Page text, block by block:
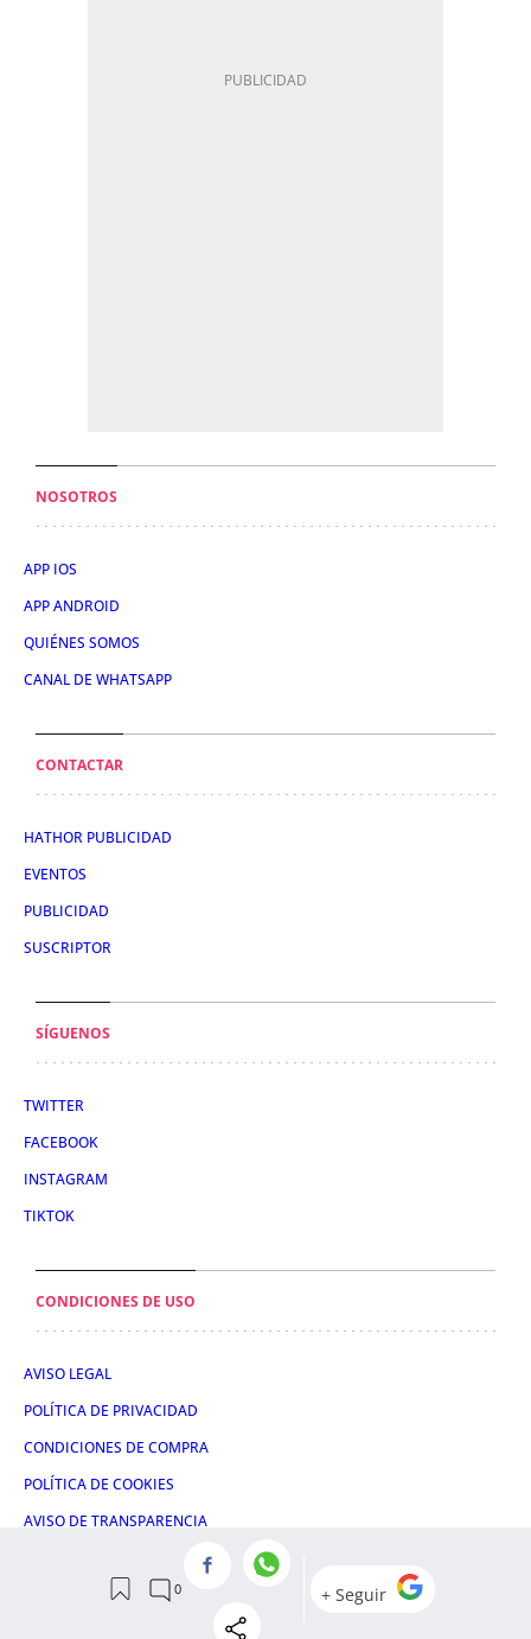
NOSOTROS
APP IOS
APP ANDROID
QUIÉNES SOMOS
CANAL DE WHATSAPP
CONTACTAR
HATHOR PUBLICIDAD
EVENTOS
PUBLICIDAD
SUSCRIPTOR
SÍGUENOS
TWITTER
FACEBOOK
INSTAGRAM
TIKTOK
CONDICIONES DE USO
AVISO LEGAL
POLÍTICA DE PRIVACIDAD
CONDICIONES DE COMPRA
POLÍTICA DE COOKIES
AVISO DE TRANSPARENCIA